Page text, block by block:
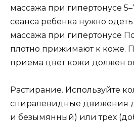
массажа при гипертонусе
сеанса ребенка нужно
массажа при гипертонусе
плотно прижимают к коже.
приема цвет кожи должен
Растирание. Используйте
спиралевидные движения
и безымянный) или трех